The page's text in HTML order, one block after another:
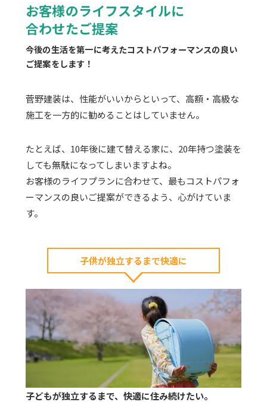
お客様のライフスタイルに
合わせたご提案
今後の生活を第一に考えたコストパフォーマンスの良い
ご提案をします！
菅野建装は、性能がいいからといって、高額・高級な
施工を一方的に勧めることはしていません。
たとえば、10年後に建て替える家に、20年持つ塗装を
しても無駄になってしまいますよね。
お客様のライフプランに合わせて、最もコストパフォ
ーマンスの良いご提案ができるよう、心がけていま
す。
子供が独立するまで快適に
子どもが独立するまで、快適に住み続けたい。